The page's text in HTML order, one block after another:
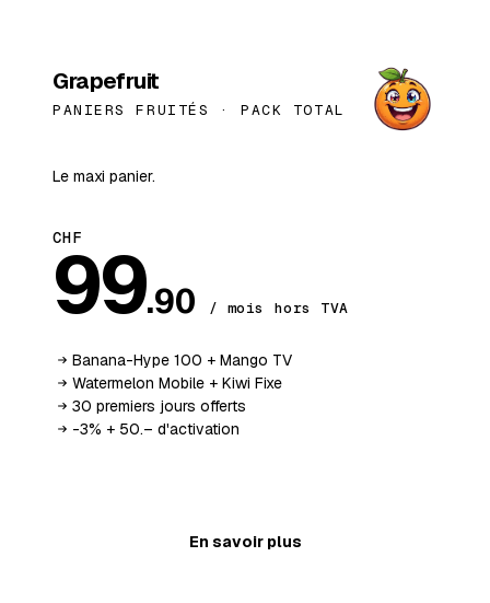
BESTSELLER
Grapefruit
PANIERS FRUITÉS ·PACK TOTAL
Le maxi panier.
CHF
99.90 / mois hors TVA
Banana-Hype 100 + Mango TV
Watermelon Mobile + Kiwi Fixe
30 premiers jours offerts
-3% + 50.– d'activation
En savoir plus